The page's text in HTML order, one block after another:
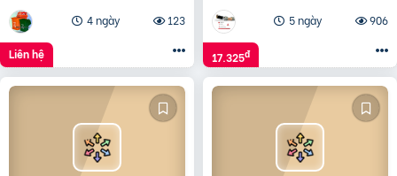
4 ngày
123
Liên hệ
5 ngày
906
17.325đ